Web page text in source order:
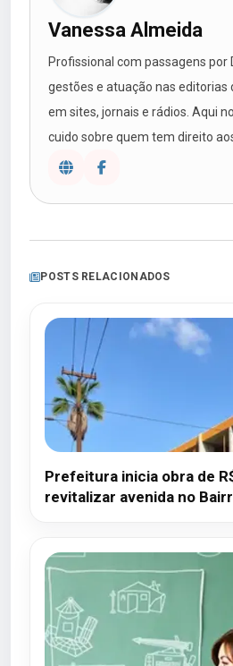
Vanessa Almeida
Profissional com passagens por
gestões e atuação nas editorias
em sites, jornais e rádios. Aqui
cuido sobre quem tem direito
POSTS RELACIONADOS
Prefeitura inicia obra de
revitalizar avenida no